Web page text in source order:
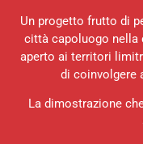
Un progetto frutto di
città capoluogo nella
aperto ai territori
di coinvolgere
La dimostrazione